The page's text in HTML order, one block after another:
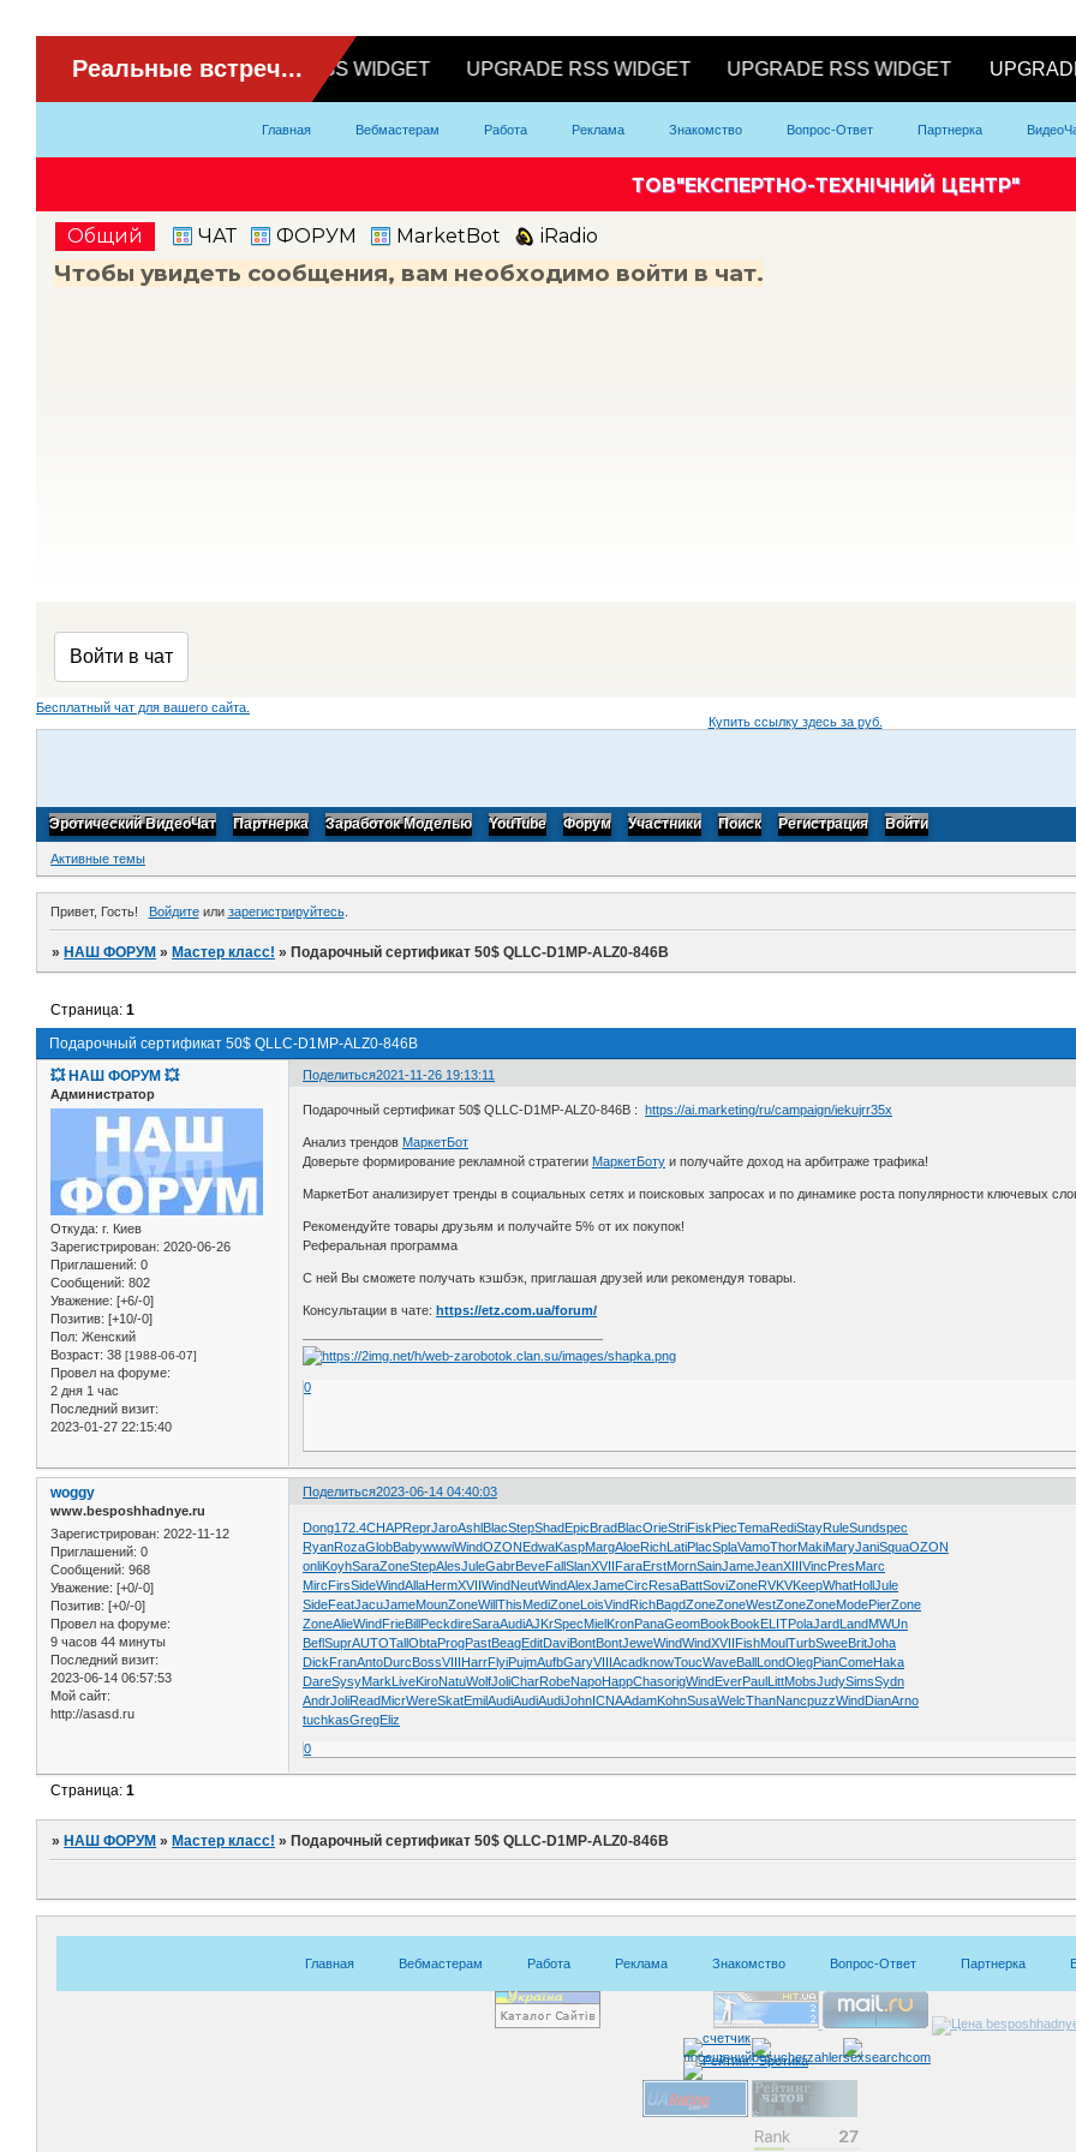
Главная Вебмастерам Работа Реклама Знакомство Вопрос-Ответ Партнерка
Бесплатный чат для вашего сайта.
Купить ссылку здесь за руб.
Эротический ВидеоЧат Партнерка Заработок Моделью YouTube Форум Участники Поиск Регистрация Войти
Активные темы
Привет, Гость! Войдитеили зарегистрируйтесь.
»НАШ ФОРУМ »Мастер класс! »Подарочный cертификат 50$ QLLC-D1MP-ALZ0-846B
Подарочный cертификат 50$ QLLC-D1MP-ALZ0-846B
Страница:1
Поделиться2021-11-26 19:13:11
💥 НАШ ФОРУМ 💥
Администратор
Откуда: г. Киев
Зарегистрирован: 2020-06-26
Приглашений: 0
Сообщений: 802
Уважение: [+6/-0]
Позитив: [+10/-0]
Пол: Женский
Возраст: 38 [1988-06-07]
Провел на форуме:
2 дня 1 час
Последний визит:
2023-01-27 22:15:40
Подарочный cертификат 50$ QLLC-D1MP-ALZ0-846B : https://ai.marketing/ru/campaign/iekujrr35x
Анализ трендов МаркетБот
Доверьте формирование рекламной стратегии МаркетБоту и получайте доход на арбитраже трафика!
МаркетБот анализирует тренды в социальных сетях и поисковых запросах и по динамике роста популярности ключевых
Рекомендуйте товары друзьям и получайте 5% от их покупок!
Реферальная программа
С ней Вы сможете получать кэшбэк, приглашая друзей или рекомендуя товары.
Консультации в чате: https://etz.com.ua/forum/
0
Поделиться2023-06-14 04:40:03
woggy
www.besposhhadnye.ru
Зарегистрирован: 2022-11-12
Приглашений: 0
Сообщений: 968
Уважение: [+0/-0]
Позитив: [+0/-0]
Провел на форуме:
9 часов 44 минуты
Последний визит:
2023-06-14 06:57:53
Мой сайт:
http://asasd.ru
Dong172.4CHAPReprJaroAshlBlacStepShadEpicBradBlacOrieStriFiskPiecTemaRediStayRuleSundspec
RyanRozaGlobBabywwwiWindOZONEdwaKaspMargAloeRichLatiPlacSplaVamoThorMakiMaryJaniSquaOZON
onliKoyhSaraZoneStepAlesJuleGabrBeveFallSlanXVIIFaraErstMornSainJameJeanXIIIVincPresMarc
MircFirsSideWindAllaHermXVIIWindNeutWindAlexJameCircResaBattSoviZoneRVKVKeepWhatHollJule
SideFeatJacuJameMounZoneWillThisMediZoneLoisVindRichBagdZoneZoneWestZoneZoneModePierZone
ZoneAlieWindFrieBillPeckdireSaraAudiAJKrSpecMielKronPanaGeomBookBookELITPolaJardLandMWUn
BeflSuprAUTOTallObtaProgPastBeagEditDaviBontBontJeweWindWindXVIIFishMoulTurbSweeBritJoha
DickFranAntoDurcBossVIIIHarrFlyiPujmAufbGaryVIIIAcadknowToucWaveBallLondOlegPianComeHaka
DareSysyMarkLiveKiroNatuWolfJoliCharRobeNapoHappChasorigWindEverPaulLittMobsJudySimsSydn
AndrJoliReadMicrWereSkatEmilAudiAudiAudiJohnICNAAdamKohnSusaWelcThanNancpuzzWindDianArno
tuchkasGregEliz
0
Страница:1
» НАШ ФОРУМ » Мастер класс! » Подарочный cертификат 50$ QLLC-D1MP-ALZ0-846B
ВидеоЧат
Партнерка
Модели
Контакты
Главная Вебмастерам Работа Реклама Знакомство Вопрос-Ответ Партнерка